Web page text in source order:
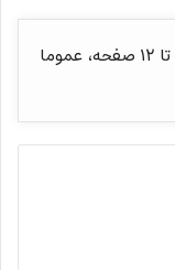
قیمت متوسط روزنامه های سراسری با ۸ تا ۱۲ صفحه، عموما